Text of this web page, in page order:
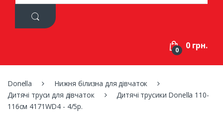
h
:
0 0 грн.
Donella
Нижня білизна для дівчаток
Дитячі труси для дівчаток
Дитячі трусики Donella 110-
116см 4171WD4 - 4/5р.